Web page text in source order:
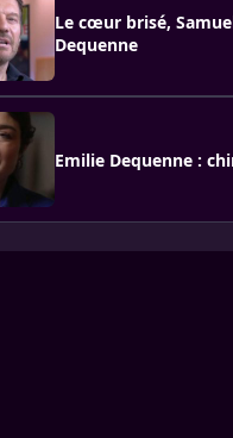
Le cœur brisé,
Dequenne
Emilie Dequenne :